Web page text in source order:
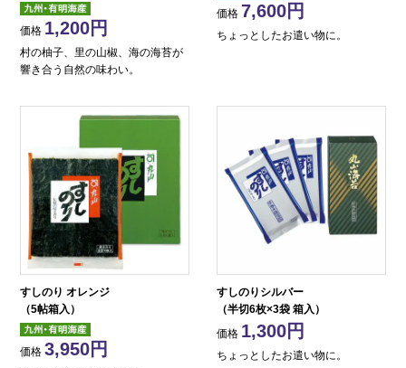
価格 1,200
村の柚子、里の山椒、海の海苔が
響き合う自然の味わい。
価格 7,600
ちょっとしたお遣い物に。
すしのり オレンジ
（5帖箱入）
価格 3,950
すしのりシルバー
（半切6枚×3袋 箱入）
価格 1,300
ちょっとしたお遣い物に。